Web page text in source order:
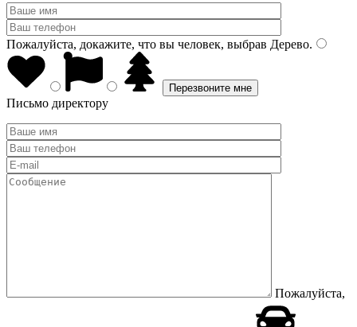
Пожалуйста, докажите, что вы человек, выбрав Дерево.
Письмо директору
Пожалуйста,